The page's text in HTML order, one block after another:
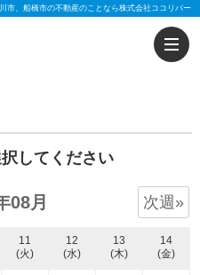
市、船橋市の不動産のことなら株式会社ココリバー
してください
08月 次週»
11
(火)
12
(水)
13
(木)
14
(金)